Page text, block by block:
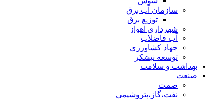
سازمان آب برق
توزیع برق
شهرداری اهواز
آب فاضلاب
جهاد کشاورزی
توسعه نیشکر
بهداشت و سلامت
صنعت
صمت
نفت،گاز،پتروشیمی